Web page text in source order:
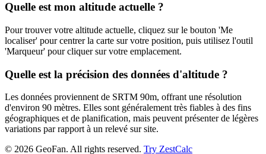
Quelle est mon altitude actuelle ?
Pour trouver votre altitude actuelle, cliquez sur le bouton 'Me
localiser' pour centrer la carte sur votre position, puis utilisez l'outil
'Marqueur' pour cliquer sur votre emplacement.
Quelle est la précision des données d'altitude ?
Les données proviennent de SRTM 90m, offrant une résolution
d'environ 90 mètres. Elles sont généralement très fiables à des fins
géographiques et de planification, mais peuvent présenter de légères
variations par rapport à un relevé sur site.
© 2026 GeoFan. All rights reserved. Try ZestCalc